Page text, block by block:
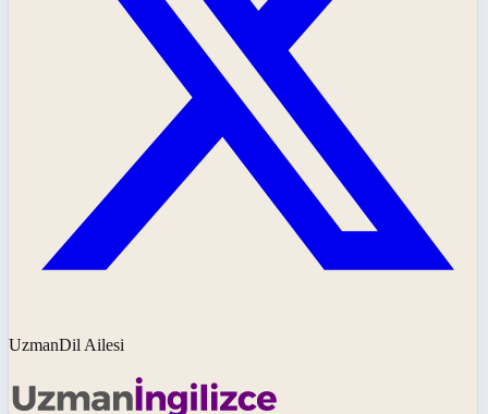
UzmanDil Ailesi